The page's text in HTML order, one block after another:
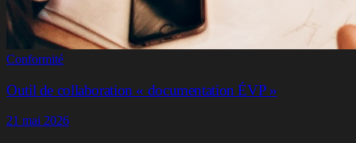
Conformité
Outil de collaboration « documentation ÉVP »
21 mai 2026